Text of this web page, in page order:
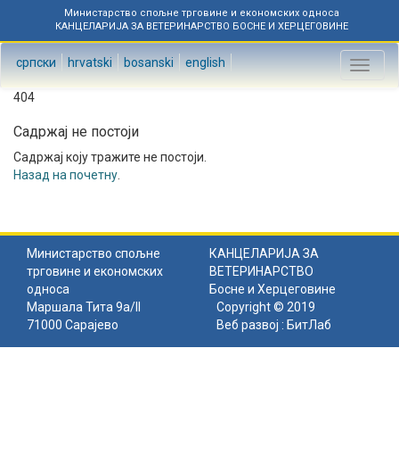
Министарство спољне трговине и економских односа
КАНЦЕЛАРИЈА ЗА ВЕТЕРИНАРСТВО БОСНЕ И ХЕРЦЕГОВИНЕ
српски hrvatski bosanski english
Toggle
404
Садржај не постоји
Садржај коју тражите не постоји.
Назад на почетну
Министарство спољне
трговине и економских
односа
КАНЦЕЛАРИЈА ЗА
ВЕТЕРИНАРСТВО
Босне и Херцеговине
Маршала Тита 9а/II
71000 Сарајево
Copyright © 2019
Веб развој : БитЛаб